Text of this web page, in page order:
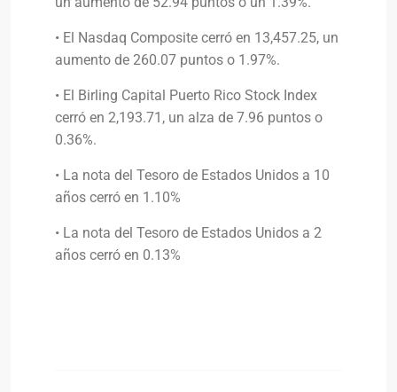
• El Nasdaq Composite cerró en 13,457.25, un
aumento de 260.07 puntos o 1.97%.
• El Birling Capital Puerto Rico Stock Index
cerró en 2,193.71, un alza de 7.96 puntos o
0.36%.
• La nota del Tesoro de Estados Unidos a 10
años cerró en 1.10%
• La nota del Tesoro de Estados Unidos a 2
años cerró en 0.13%